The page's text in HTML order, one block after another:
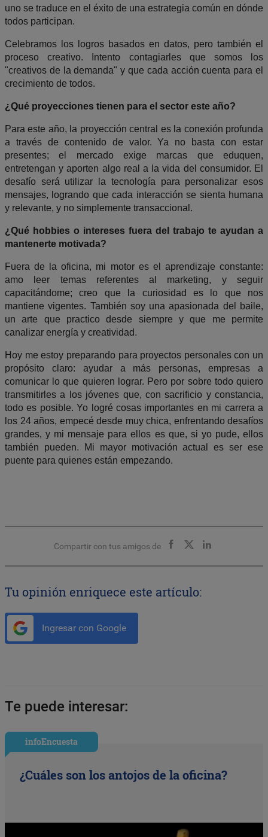
uno se traduce en el éxito de una estrategia común en dónde
todos participan.
Celebramos los logros basados en datos, pero también el
proceso creativo. Intento contagiarles que somos los
"creativos de la demanda" y que cada acción cuenta para el
crecimiento de todos.
¿Qué proyecciones tienen para el sector este año?
Para este año, la proyección central es la conexión profunda
a través de contenido de valor. Ya no basta con estar
presentes; el mercado exige marcas que eduquen,
entretengan y aporten algo real a la vida del consumidor. El
desafío será utilizar la tecnología para personalizar esos
mensajes, logrando que cada interacción se sienta humana
y relevante, y no simplemente transaccional.
¿Qué hobbies o intereses fuera del trabajo te ayudan a
mantenerte motivada?
​Fuera de la oficina, mi motor es el aprendizaje constante:
amo leer temas referentes al marketing, y seguir
capacitándome; creo que la curiosidad es lo que nos
mantiene vigentes. También soy una apasionada del baile,
un arte que practico desde siempre y que me permite
canalizar energía y creatividad.
​Hoy me estoy preparando para proyectos personales con un
propósito claro: ayudar a más personas, empresas a
comunicar lo que quieren lograr. Pero por sobre todo quiero
transmitirles a los jóvenes que, con sacrificio y constancia,
todo es posible. Yo logré cosas importantes en mi carrera a
los 24 años, empecé desde muy chica, enfrentando desafíos
grandes, y mi mensaje para ellos es que, si yo pude, ellos
también pueden. Mi mayor motivación actual es ser ese
puente para quienes están empezando.
Compartir con tus amigos de
Tu opinión enriquece este artículo:
Ingresar con Google
Te puede interesar:
infoEncuesta
¿Cuáles son los antojos de la oficina?